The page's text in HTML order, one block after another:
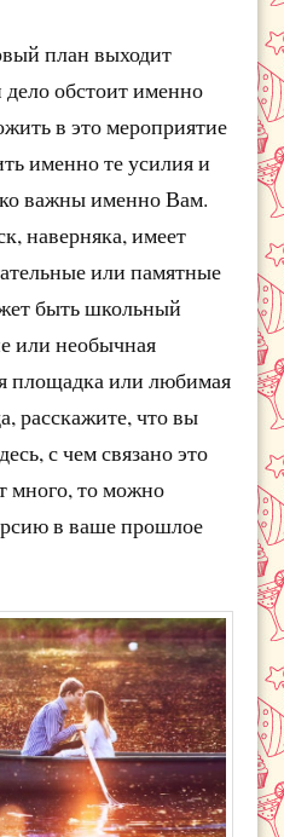
план выходит
дело обстоит именно
в это мероприятие
именно те усилия и
важны именно Вам.
наверняка, имеет
или памятные
быть школьный
или необычная
площадка или любимая
расскажите, что вы
с чем связано это
много, то можно
в ваше прошлое